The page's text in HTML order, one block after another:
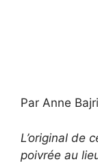
Par Anne
L’original de
poivrée au